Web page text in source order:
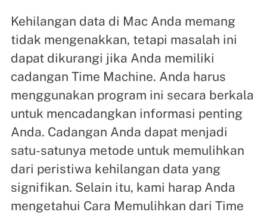
Kehilangan data di Mac Anda memang
tidak mengenakkan, tetapi masalah ini
dapat dikurangi jika Anda memiliki
cadangan Time Machine. Anda harus
menggunakan program ini secara berkala
untuk mencadangkan informasi penting
Anda. Cadangan Anda dapat menjadi
satu-satunya metode untuk memulihkan
dari peristiwa kehilangan data yang
signifikan. Selain itu, kami harap Anda
mengetahui Cara Memulihkan dari Time